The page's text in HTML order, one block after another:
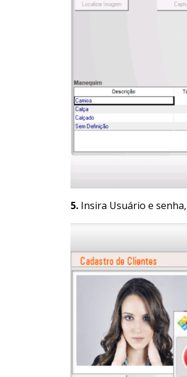
5. Insira Usuário e